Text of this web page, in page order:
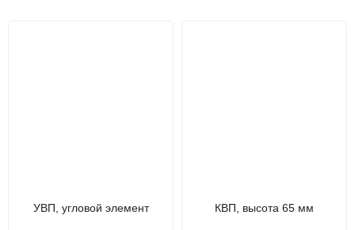
УВП, угловой элемент КВП, высота 65 мм